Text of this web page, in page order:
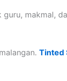
guru, makmal,
Tinted